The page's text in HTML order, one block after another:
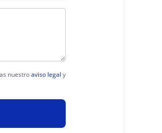
nuestroaviso legal y